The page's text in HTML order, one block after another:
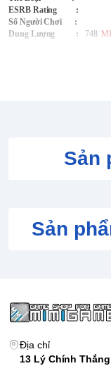
ESRB Rating :
Số Người Chơi :
Dung Lượng : 748
Sản
Sản
Địa chỉ
13 Lý Chính